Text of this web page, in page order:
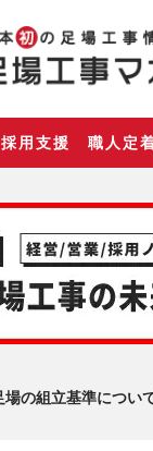
用支援 職人定
場の組立基準につい